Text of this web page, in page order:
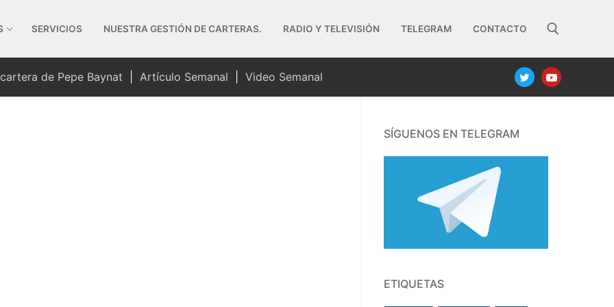
SERVICIOS NUESTRA GESTIÓN DE CARTERAS. RADIO Y TELEVISIÓN TELEGRAM CONTACTO
de Pepe Baynat Artículo Semanal Video Semanal
SÍGUENOS EN TELEGRAM
ETIQUETAS